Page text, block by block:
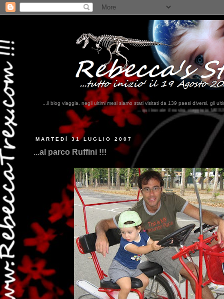
...il blog viaggia, negli ultimi mesi siamo stati visitati da 139 paesi diversi, gli
...qui trovate il nostro viaggio in MESSICO 2023...clikka qui !!!
MARTEDÌ 31 LUGLIO 2007
...al parco Ruffini !!!